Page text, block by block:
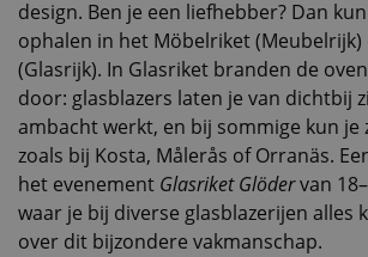
design. Ben je een liefhebber? Dan
ophalen in het Möbelriket (Meubelrijk)
(Glasrijk). In Glasriket branden de
door: glasblazers laten je van dichtbij
ambacht werkt, en bij sommige kun je
zoals bij Kosta, Målerås of Orranäs.
het evenement Glasriket Glödervan
waar je bij diverse glasblazerijen alles
over dit bijzondere vakmanschap.